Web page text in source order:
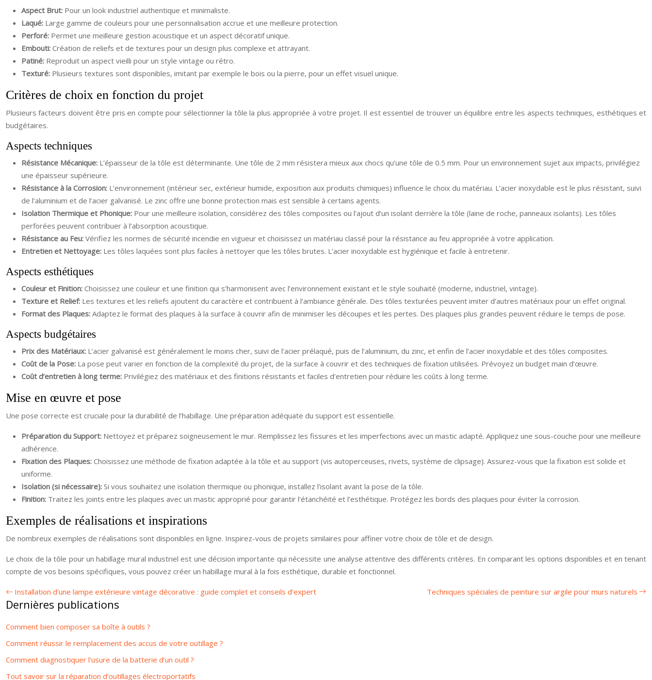
Aspect Brut: Pour un look industriel authentique et minimaliste.
Laqué: Large gamme de couleurs pour une personnalisation accrue et une meilleure protection.
Perforé: Permet une meilleure gestion acoustique et un aspect décoratif unique.
Embouti: Création de reliefs et de textures pour un design plus complexe et attrayant.
Patiné: Reproduit un aspect vieilli pour un style vintage ou rétro.
Texturé: Plusieurs textures sont disponibles, imitant par exemple le bois ou la pierre, pour un effet visuel unique.
Critères de choix en fonction du projet
Plusieurs facteurs doivent être pris en compte pour sélectionner la tôle la plus appropriée à votre projet. Il est essentiel de trouver un équilibre entre les aspects techniques, esthétiques et
budgétaires.
Aspects techniques
Résistance Mécanique: L’épaisseur de la tôle est déterminante. Une tôle de 2 mm résistera mieux aux chocs qu’une tôle de 0.5 mm. Pour un environnement sujet aux impacts, privilégiez
une épaisseur supérieure.
Résistance à la Corrosion: L’environnement (intérieur sec, extérieur humide, exposition aux produits chimiques) influence le choix du matériau. L’acier inoxydable est le plus résistant, suivi
de l’aluminium et de l’acier galvanisé. Le zinc offre une bonne protection mais est sensible à certains agents.
Isolation Thermique et Phonique: Pour une meilleure isolation, considérez des tôles composites ou l’ajout d’un isolant derrière la tôle (laine de roche, panneaux isolants). Les tôles
perforées peuvent contribuer à l’absorption acoustique.
Résistance au Feu: Vérifiez les normes de sécurité incendie en vigueur et choisissez un matériau classé pour la résistance au feu appropriée à votre application.
Entretien et Nettoyage: Les tôles laquées sont plus faciles à nettoyer que les tôles brutes. L’acier inoxydable est hygiénique et facile à entretenir.
Aspects esthétiques
Couleur et Finition: Choisissez une couleur et une finition qui s’harmonisent avec l’environnement existant et le style souhaité (moderne, industriel, vintage).
Texture et Relief: Les textures et les reliefs ajoutent du caractère et contribuent à l’ambiance générale. Des tôles texturées peuvent imiter d’autres matériaux pour un effet original.
Format des Plaques: Adaptez le format des plaques à la surface à couvrir afin de minimiser les découpes et les pertes. Des plaques plus grandes peuvent réduire le temps de pose.
Aspects budgétaires
Prix des Matériaux: L’acier galvanisé est généralement le moins cher, suivi de l’acier prélaqué, puis de l’aluminium, du zinc, et enfin de l’acier inoxydable et des tôles composites.
Coût de la Pose: La pose peut varier en fonction de la complexité du projet, de la surface à couvrir et des techniques de fixation utilisées. Prévoyez un budget main d’œuvre.
Coût d’entretien à long terme: Privilégiez des matériaux et des finitions résistants et faciles d’entretien pour réduire les coûts à long terme.
Mise en œuvre et pose
Une pose correcte est cruciale pour la durabilité de l’habillage. Une préparation adéquate du support est essentielle.
Préparation du Support: Nettoyez et préparez soigneusement le mur. Remplissez les fissures et les imperfections avec un mastic adapté. Appliquez une sous-couche pour une meilleure
adhérence.
Fixation des Plaques: Choisissez une méthode de fixation adaptée à la tôle et au support (vis autoperceuses, rivets, système de clipsage). Assurez-vous que la fixation est solide et
uniforme.
Isolation (si nécessaire): Si vous souhaitez une isolation thermique ou phonique, installez l’isolant avant la pose de la tôle.
Finition: Traitez les joints entre les plaques avec un mastic approprié pour garantir l’étanchéité et l’esthétique. Protégez les bords des plaques pour éviter la corrosion.
Exemples de réalisations et inspirations
De nombreux exemples de réalisations sont disponibles en ligne. Inspirez-vous de projets similaires pour affiner votre choix de tôle et de design.
Le choix de la tôle pour un habillage mural industriel est une décision importante qui nécessite une analyse attentive des différents critères. En comparant les options disponibles et en tenant
compte de vos besoins spécifiques, vous pouvez créer un habillage mural à la fois esthétique, durable et fonctionnel.
Installation d’une lampe extérieure vintage décorative : guide complet et conseils d’expert Techniques spéciales de peinture sur argile pour murs naturels
Dernières publications
Comment bien composer sa boîte à outils ?
Comment réussir le remplacement des accus de votre outillage ?
Comment diagnostiquer l’usure de la batterie d’un outil ?
Tout savoir sur la réparation d’outillages électroportatifs